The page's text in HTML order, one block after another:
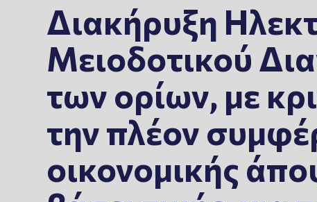
Διακήρυξη
Μειοδοτικού
των ορίων, με
την πλέον
οικονομικής